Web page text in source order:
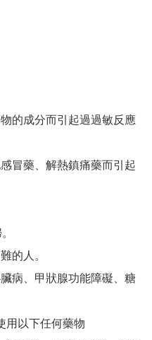
的成分而引起過過敏反應
冒藥、解熱鎮痛藥而引起
的人。
病、甲狀腺功能障礙、糖
用以下任何藥物